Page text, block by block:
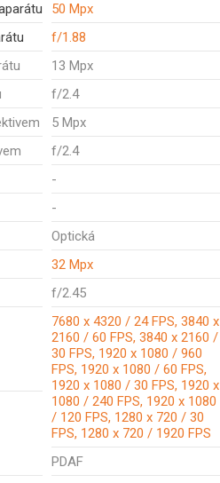
50 Mpx
f/1.88
13 Mpx
f/2.4
5 Mpx
f/2.4
-
-
Optická
32 Mpx
f/2.45
7680 x 4320 / 24 FPS, 3840 x
2160 / 60 FPS, 3840 x 2160 /
30 FPS, 1920 x 1080 / 960
FPS, 1920 x 1080 / 60 FPS,
1920 x 1080 / 30 FPS, 1920 x
1080 / 240 FPS, 1920 x 1080
/ 120 FPS, 1280 x 720 / 30
FPS, 1280 x 720 / 1920 FPS
PDAF